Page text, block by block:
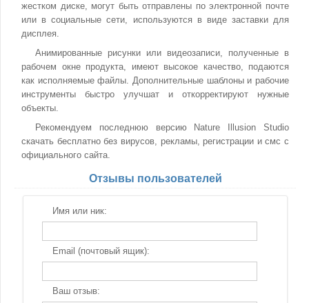
жестком диске, могут быть отправлены по электронной почте
или в социальные сети, используются в виде заставки для
дисплея.
Анимированные рисунки или видеозаписи, полученные в
рабочем окне продукта, имеют высокое качество, подаются
как исполняемые файлы. Дополнительные шаблоны и рабочие
инструменты быстро улучшат и откорректируют нужные
объекты.
Рекомендуем последнюю версию Nature Illusion Studio
скачать бесплатно без вирусов, рекламы, регистрации и смс с
официального сайта.
Отзывы пользователей
Имя или ник:
Email (почтовый ящик):
Ваш отзыв: